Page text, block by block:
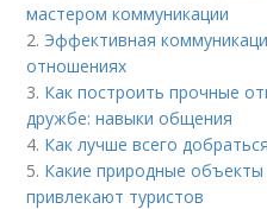
мастером коммуникации
2. Эффективная
отношениях
3. Как построить прочные
дружбе: навыки общения
4. Как лучше всего
5. Какие природные
привлекают туристов